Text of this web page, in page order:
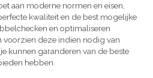
aan moderne normen en eisen,
kwaliteit en de best mogelijke
en optimaliseren
voorzien deze indien nodig van
kunnen garanderen van de beste
hebben.